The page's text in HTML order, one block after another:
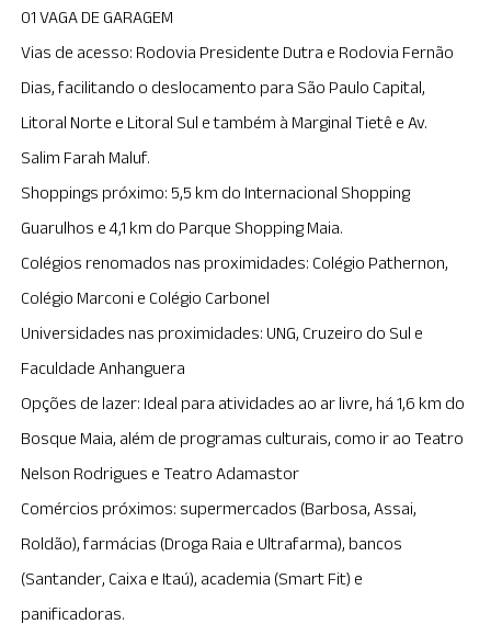
01 VAGA DE GARAGEM
Vias de acesso: Rodovia Presidente Dutra e Rodovia Fernão
Dias, facilitando o deslocamento para São Paulo Capital,
Litoral Norte e Litoral Sul e também à Marginal Tietê e Av.
Salim Farah Maluf.
Shoppings próximo: 5,5 km do Internacional Shopping
Guarulhos e 4,1 km do Parque Shopping Maia.
Colégios renomados nas proximidades: Colégio Pathernon,
Colégio Marconi e Colégio Carbonel
Universidades nas proximidades: UNG, Cruzeiro do Sul e
Faculdade Anhanguera
Opções de lazer: Ideal para atividades ao ar livre, há 1,6 km do
Bosque Maia, além de programas culturais, como ir ao Teatro
Nelson Rodrigues e Teatro Adamastor
Comércios próximos: supermercados (Barbosa, Assai,
Roldão), farmácias (Droga Raia e Ultrafarma), bancos
(Santander, Caixa e Itaú), academia (Smart Fit) e
panificadoras.